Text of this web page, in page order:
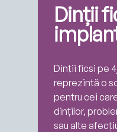
Dinții
Dinții ficsi pe
reprezintă o
pentru cei
dinților,
sau alte